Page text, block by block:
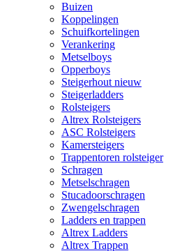
Buizen
Koppelingen
Schuifkortelingen
Verankering
Metselboys
Opperboys
Steigerhout nieuw
Steigerladders
Rolsteigers
Altrex Rolsteigers
ASC Rolsteigers
Kamersteigers
Trappentoren rolsteiger
Schragen
Metselschragen
Stucadoorschragen
Zwengelschragen
Ladders en trappen
Altrex Ladders
Altrex Trappen